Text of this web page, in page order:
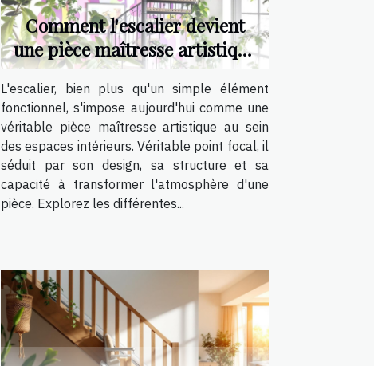
Comment l'escalier devient
une pièce maîtresse artistique
?
L'escalier, bien plus qu'un simple élément
fonctionnel, s'impose aujourd'hui comme une
véritable pièce maîtresse artistique au sein
des espaces intérieurs. Véritable point focal, il
séduit par son design, sa structure et sa
capacité à transformer l'atmosphère d'une
pièce. Explorez les différentes...